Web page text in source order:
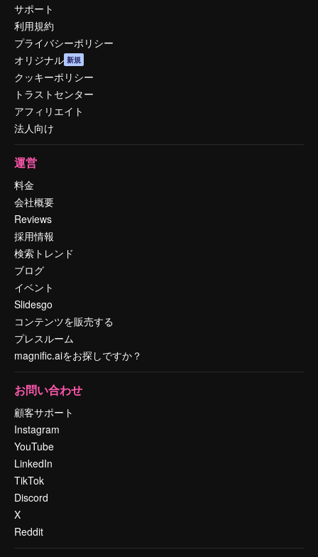
サポート
利用規約
プライバシーポリシー
オリジナル 新規
クッキーポリシー
トラストセンター
アフィリエイト
法人向け
運営
料金
会社概要
Reviews
採用情報
検索トレンド
ブログ
イベント
Slidesgo
コンテンツを販売する
プレスルーム
magnific.aiをお探しですか？
お問い合わせ
顧客サポート
Instagram
YouTube
LinkedIn
TikTok
Discord
X
Reddit